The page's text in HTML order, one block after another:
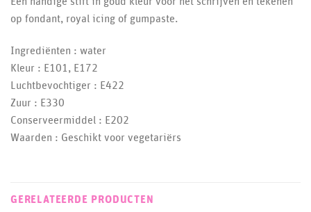
op fondant, royal icing of gumpaste.
Ingrediënten : water
Kleur : E101, E172
Luchtbevochtiger : E422
Zuur : E330
Conserveermiddel : E202
Waarden : Geschikt voor vegetariërs
GERELATEERDE PRODUCTEN